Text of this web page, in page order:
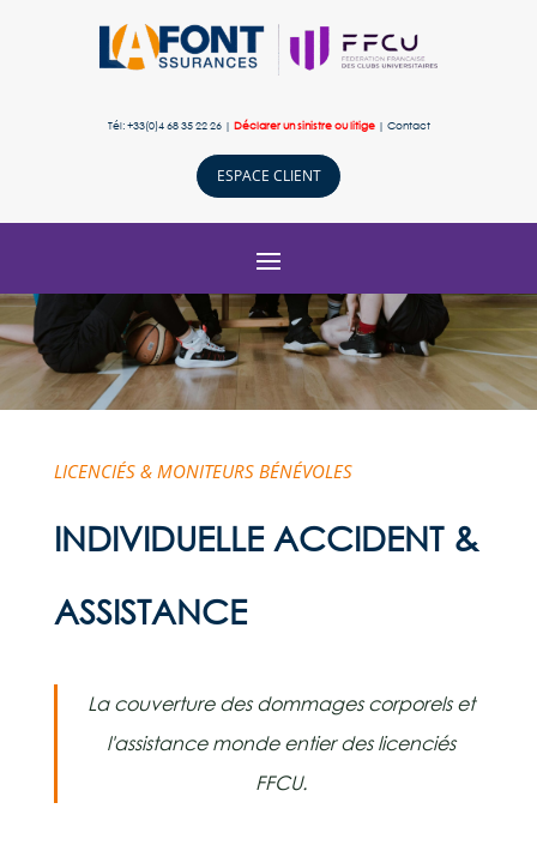
Tél: +33(0)4 68 35 22 26 | Déclarer un sinistre ou litige| Contact
ESPACE CLIENT
LICENCIÉS & MONITEURS BÉNÉVOLES
INDIVIDUELLE ACCIDENT &
ASSISTANCE
La couverture des dommages corporels et
l'assistance monde entier des licenciés
FFCU.